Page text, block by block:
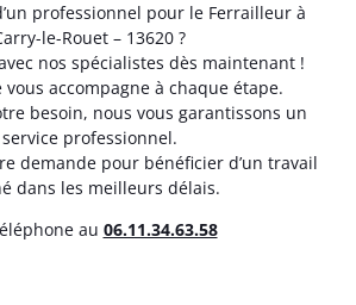
professionnel pour le Ferrailleur à
le-Rouet – 13620 ?
nos spécialistes dès maintenant !
accompagne à chaque étape.
besoin, nous vous garantissons un
service professionnel.
demande pour bénéficier d’un travail
dans les meilleurs délais.
au 06.11.34.63.58